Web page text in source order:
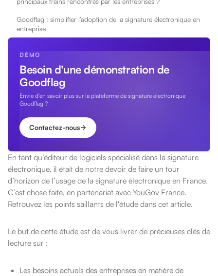
Goodflag : simplifier l’adoption de la signature électronique en
entreprise
DÉMO
Besoin d'une démonstration de
Goodflag
Envie d'en savoir plus sur la plateforme de signature électronique
Goodflag ?
Contactez-nous
En tant qu’éditeur de logiciels spécialisé dans la signature
électronique, il était de notre devoir de faire un tour
d’horizon de l’usage de la signature électronique en France.
C’est chose faite, en partenariat avec YouGov France.
Retrouvez les points saillants de l'étude dans cet article.
Le but de cette étude est de vous livrer de précieuses clés de
lecture sur :
Les besoins actuels des entreprises en matière de